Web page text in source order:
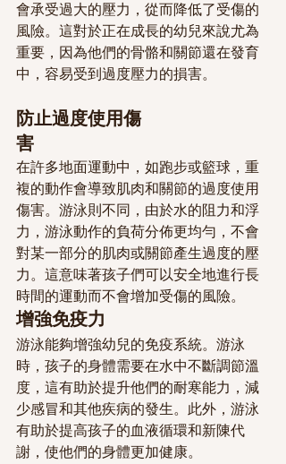
會承受過大的壓力，從而降低了受傷的
風險。這對於正在成長的幼兒來說尤為
重要，因為他們的骨骼和關節還在發育
中，容易受到過度壓力的損害。
防止過度使用傷
害
在許多地面運動中，如跑步或籃球，重
複的動作會導致肌肉和關節的過度使用
傷害。游泳則不同，由於水的阻力和浮
力，游泳動作的負荷分佈更均勻，不會
對某一部分的肌肉或關節產生過度的壓
力。這意味著孩子們可以安全地進行長
時間的運動而不會增加受傷的風險。
增強免疫力
游泳能夠增強幼兒的免疫系統。游泳
時，孩子的身體需要在水中不斷調節溫
度，這有助於提升他們的耐寒能力，減
少感冒和其他疾病的發生。此外，游泳
有助於提高孩子的血液循環和新陳代
謝，使他們的身體更加健康。